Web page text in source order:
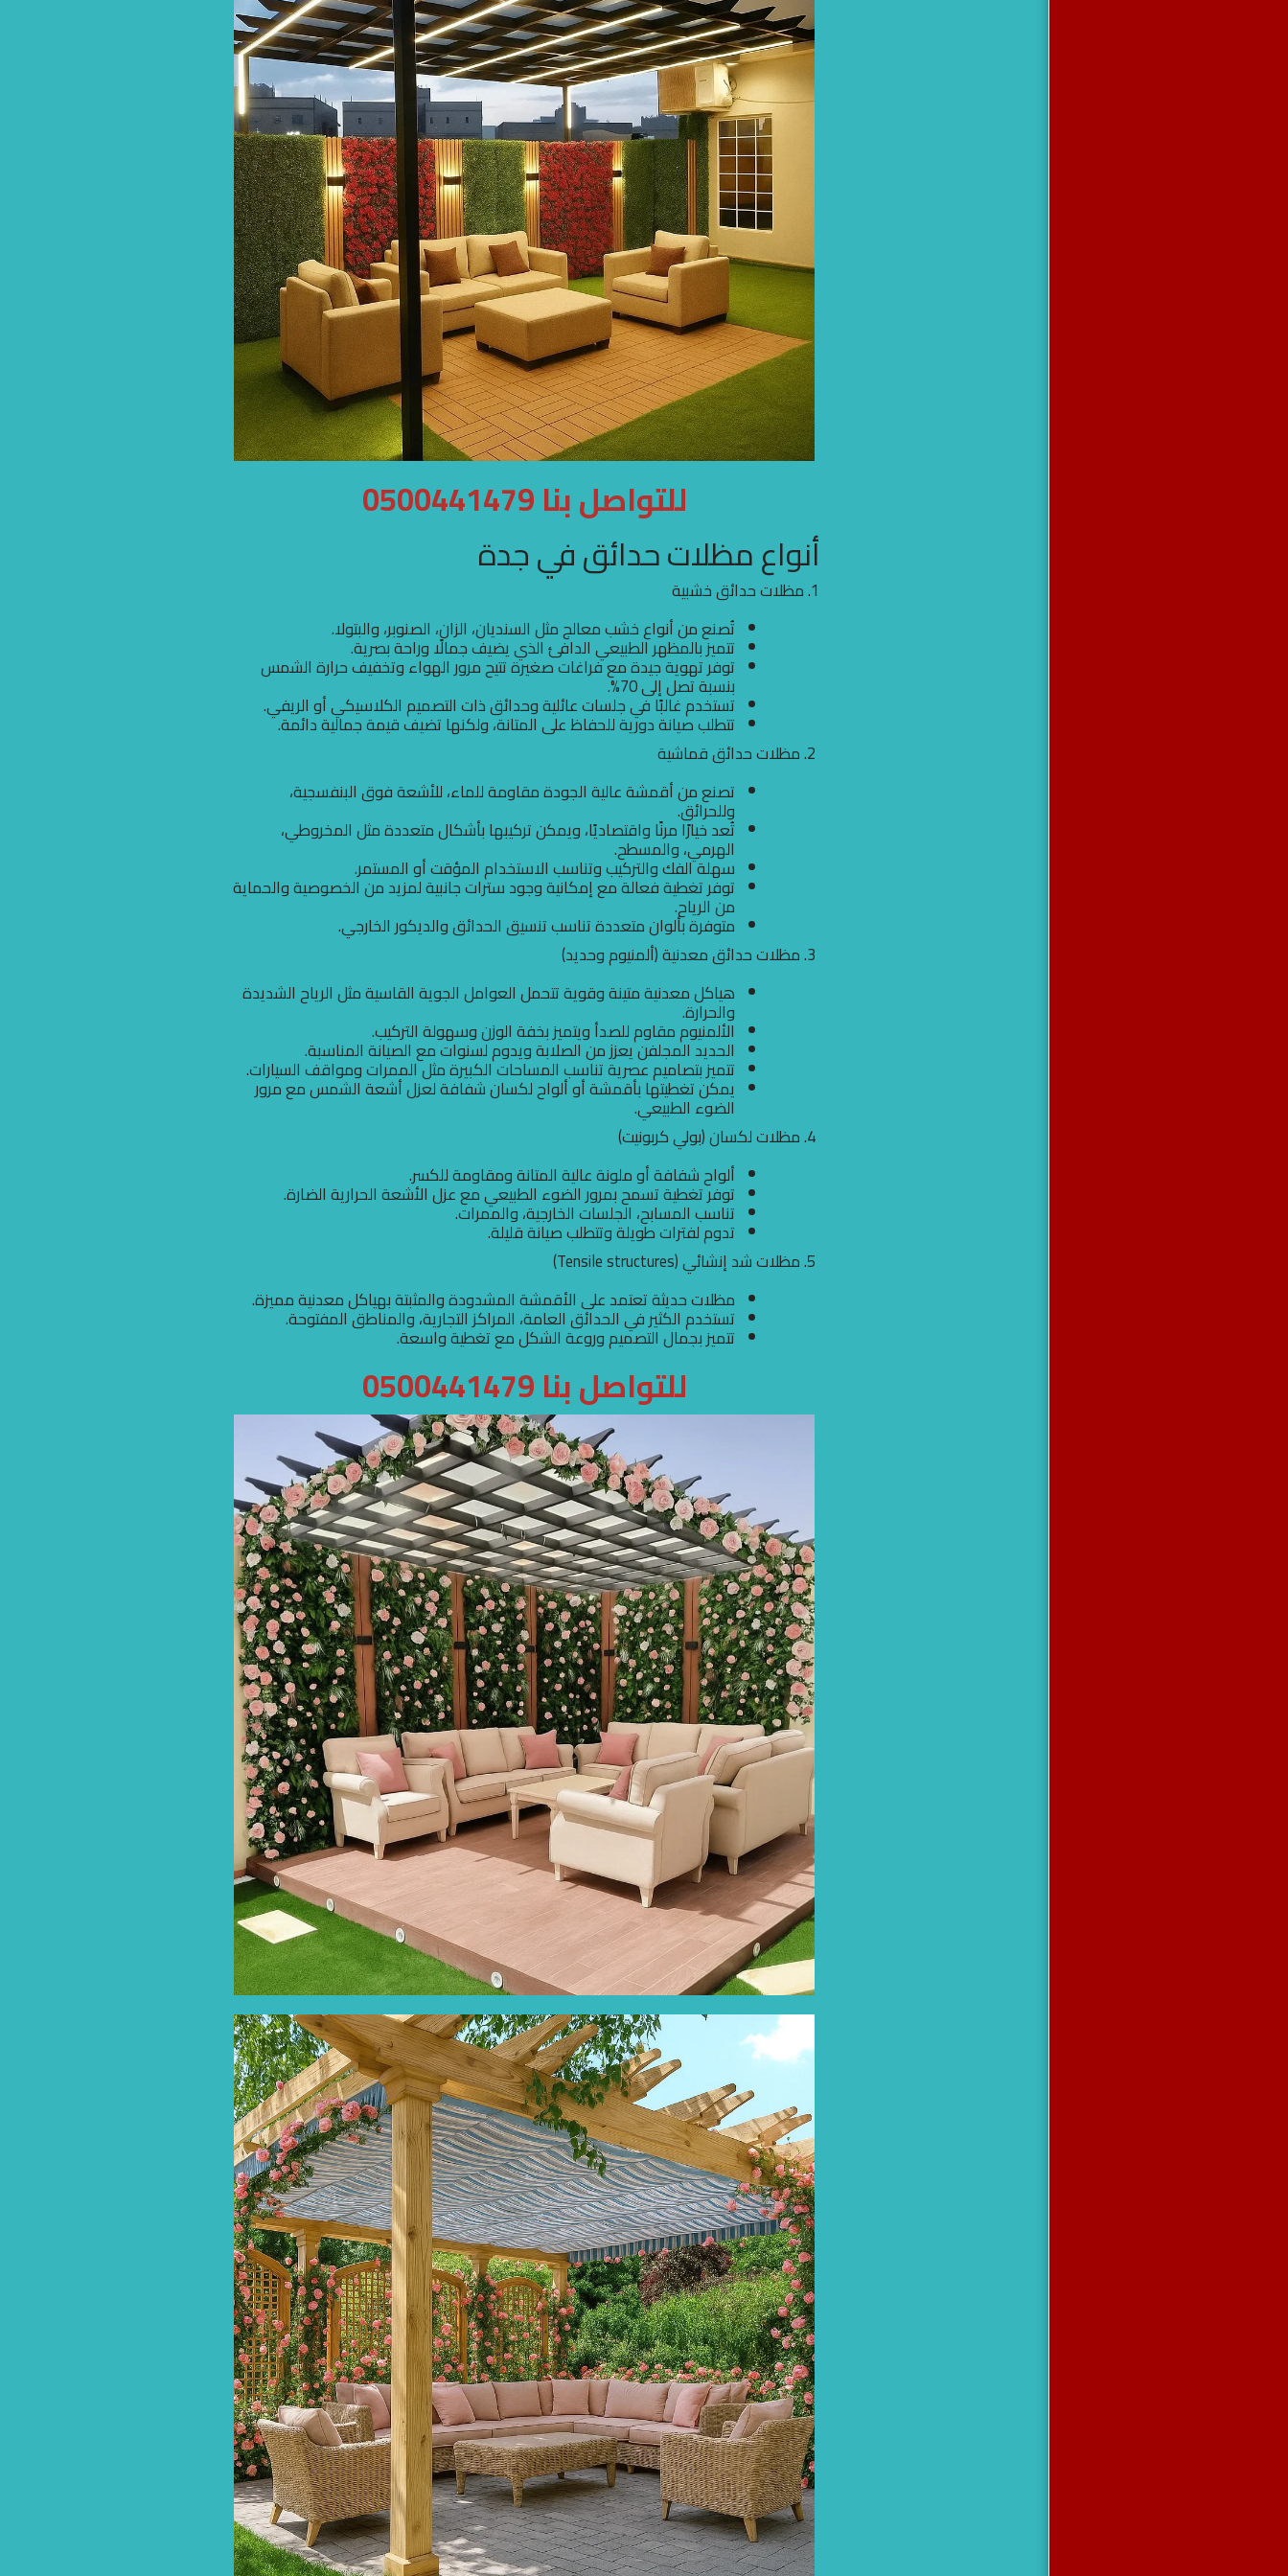
للتواصل بنا 0500441479
أنواع مظلات حدائق في جدة
1. مظلات حدائق خشبية
تُصنع من أنواع خشب معالج مثل السنديان، الزان، الصنوبر، والبتولا.
تتميز بالمظهر الطبيعي الدافئ الذي يضيف جمالًا وراحة بصرية.
توفر تهوية جيدة مع فراغات صغيرة تتيح مرور الهواء وتخفيف حرارة الشمس
بنسبة تصل إلى 70%.
تستخدم غالبًا في جلسات عائلية وحدائق ذات التصميم الكلاسيكي أو الريفي.
تتطلب صيانة دورية للحفاظ على المتانة، ولكنها تضيف قيمة جمالية دائمة.
تصنع من أقمشة عالية الجودة مقاومة للماء، للأشعة فوق البنفسجية،
وللحرائق.
تُعد خيارًا مرنًا واقتصاديًا، ويمكن تركيبها بأشكال متعددة مثل المخروطي،
الهرمي، والمسطح.
سهلة الفك والتركيب وتناسب الاستخدام المؤقت أو المستمر.
توفر تغطية فعالة مع إمكانية وجود سترات جانبية لمزيد من الخصوصية والحماية
من الرياح.
متوفرة بألوان متعددة تناسب تنسيق الحدائق والديكور الخارجي.
هياكل معدنية متينة وقوية تتحمل العوامل الجوية القاسية مثل الرياح الشديدة
والحرارة.
الألمنيوم مقاوم للصدأ ويتميز بخفة الوزن وسهولة التركيب.
الحديد المجلفن يعزز من الصلابة ويدوم لسنوات مع الصيانة المناسبة.
تتميز بتصاميم عصرية تناسب المساحات الكبيرة مثل الممرات ومواقف السيارات.
يمكن تغطيتها بأقمشة أو ألواح لكسان شفافة لعزل أشعة الشمس مع مرور
الضوء الطبيعي.
ألواح شفافة أو ملونة عالية المتانة ومقاومة للكسر.
توفر تغطية تسمح بمرور الضوء الطبيعي مع عزل الأشعة الحرارية الضارة.
تناسب المسابح، الجلسات الخارجية، والممرات.
تدوم لفترات طويلة وتتطلب صيانة قليلة.
مظلات حديثة تعتمد على الأقمشة المشدودة والمثبتة بهياكل معدنية مميزة.
تستخدم الكثير في الحدائق العامة، المراكز التجارية، والمناطق المفتوحة.
تتميز بجمال التصميم وروعة الشكل مع تغطية واسعة.
للتواصل بنا 0500441479